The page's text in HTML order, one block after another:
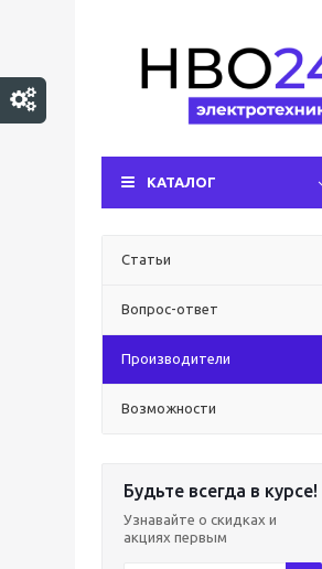
КАТАЛОГ
Статьи
Вопрос-ответ
Производители
Возможности
Будьте всегда в курсе!
Узнавайте о скидках и
акциях первым